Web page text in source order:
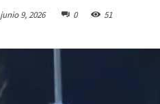
junio 9, 2026 0 51